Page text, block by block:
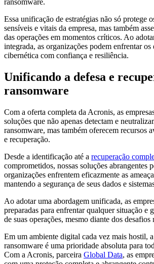
ransomware.
Essa unificação de estratégias não só protege
sensíveis e vitais da empresa, mas também
das operações em momentos críticos. Ao
integrada, as organizações podem enfrentar os
cibernética com confiança e resiliência.
Unificando a defesa e
ransomware
Com a oferta completa da Acronis, as
soluções que não apenas detectam e
ransomware, mas também oferecem recursos
e recuperação.
Desde a identificação até a recuperação
comprometidos, nossas soluções abrangentes
organizações enfrentem eficazmente as
mantendo a segurança de seus dados e
Ao adotar uma abordagem unificada, as
preparadas para enfrentar qualquer situação e
de suas operações, mesmo diante dos desafios
Em um ambiente digital cada vez mais hostil,
ransomware é uma prioridade absoluta para
Com a Acronis, parceira Global Data, as